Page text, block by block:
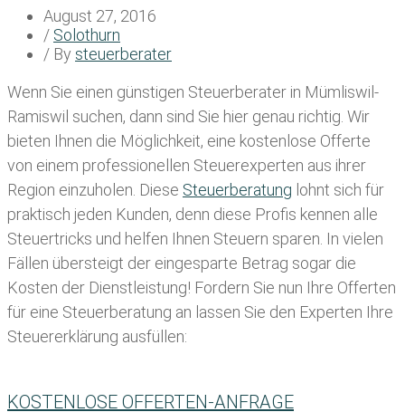
August 27, 2016
/ Solothurn
/ By steuerberater
Wenn Sie einen günstigen Steuerberater in Mümliswil-
Ramiswil suchen, dann sind Sie hier genau richtig. Wir
bieten Ihnen die Möglichkeit, eine kostenlose Offerte
von einem professionellen Steuerexperten aus ihrer
Region einzuholen. Diese Steuerberatung lohnt sich für
praktisch jeden Kunden, denn diese Profis kennen alle
Steuertricks und helfen Ihnen Steuern sparen. In vielen
Fällen übersteigt der eingesparte Betrag sogar die
Kosten der Dienstleistung! Fordern Sie nun Ihre Offerten
für eine Steuerberatung an lassen Sie den Experten Ihre
Steuererklärung ausfüllen:
KOSTENLOSE OFFERTEN-ANFRAGE